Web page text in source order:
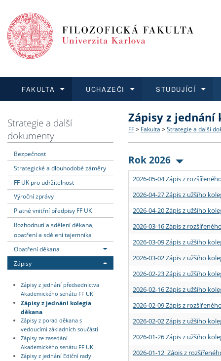
FAKULTA
Dozvědět se více
Struktura a historie
Strategie a další
Podpora a benefity pro
Absolventi fakulty
UCHAZEČI
Podat přihlášku
Co studovat a jak se
Učitelské studijní
Informace k průběhu
STUDUJÍCÍ
Dozvědět se více
Bakalářské a magisterské
Doktorské studium
Rigorózní řízení
Dozvědět se více
O vědě a výzkumu na FF
Akademické kvalifikace
Granty a projekty
Dozvědět se více
Aktuální nabídky a
Vyjíždějící studenti
Přijíždějící studenti
Vyjíždějící zaměstnanci
Strategie a další
dokumenty
Bezpečnost
Strategické a dlouhodobé záměry
FF UK pro udržitelnost
Výroční zprávy
Platné vnitřní předpisy FF UK
Rozhodnutí a sdělení děkana,
opatření a sdělení tajemníka
Opatření děkana
Zápisy
Zápisy z jednání předsednictva
Akademického senátu FF UK
Zápisy z jednání kolegia
děkana
Zápisy z porad děkana s
vedoucími základních součástí
Zápisy ze zasedání
Akademického senátu FF UK
Zápisy z jednání Ediční rady
Zápisy z jednání
FF > Fakulta > Strategie a další
Rok 2026
2026-05-04 Zápis z
2026-04-27 Zápis z užšího
2026-04-20 Zápis z užšího
2026-03-16 Zápis z
2026-03-09 Zápis z užšího
2026-03-02 Zápis z užšího
2026-02-23 Zápis z užšího
2026-02-16 Zápis z užšího
2026-02-09 Zápis z
2026-02-02 Zápis z užšího
2026-01-26 Zápis z užšího
2026-01-12 Zápis z